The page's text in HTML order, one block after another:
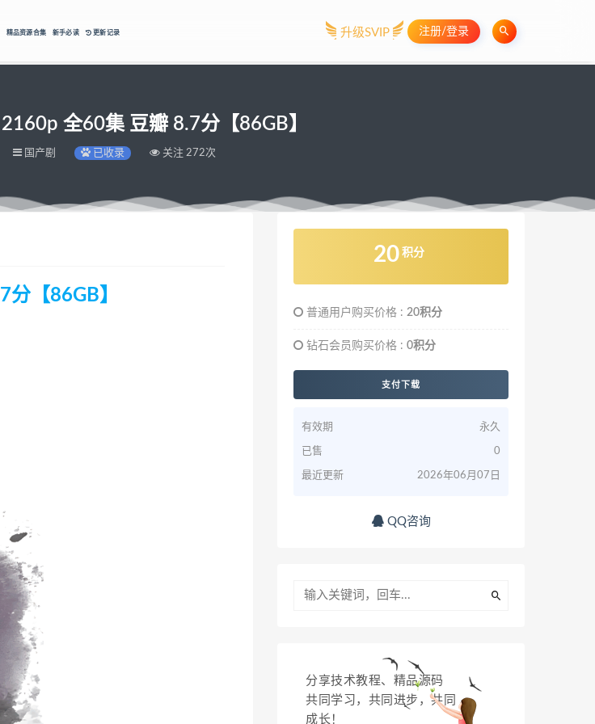
精品资源合集 新手必读 更新记录 升级SVIP 注册/登录
全60集 豆瓣 8.7分【86GB】
国产剧 已收录 关注 272次
【86GB】
20 积分
普通用户购买价格 : 20积分
钻石会员购买价格 : 0积分
支付下载
有效期 永久
已售 0
最近更新 2026年06月07日
QQ咨询
分享技术教程、精品源码
共同学习，共同进步，共同
成长！